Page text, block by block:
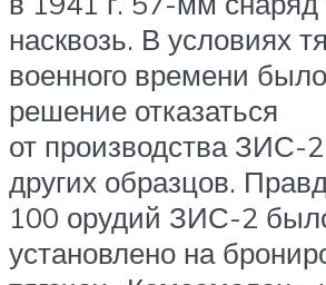
насквозь. В условиях
военного времени
решение отказаться
от производства ЗИС-
других образцов.
100 орудий ЗИС-2
установлено на